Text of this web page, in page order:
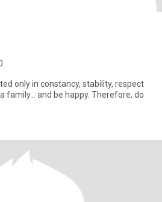
only in constancy, stability, respect
and be happy. Therefore, do